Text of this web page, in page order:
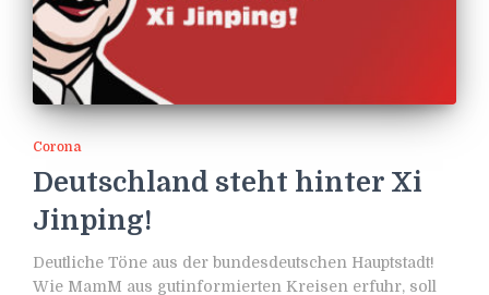
Corona
Deutschland steht hinter Xi
Jinping!
Deutliche Töne aus der bundesdeutschen Hauptstadt!
Wie MamM aus gutinformierten Kreisen erfuhr, soll